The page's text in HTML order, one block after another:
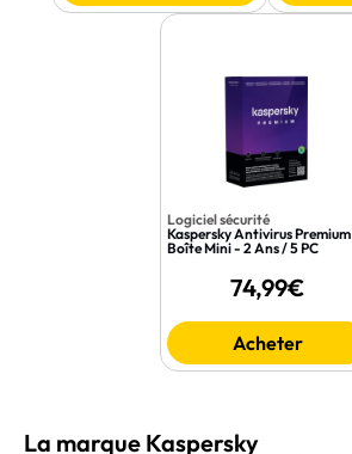
Logiciel sécurité
Kaspersky Antivirus Premium
Boîte Mini - 2 Ans / 5 PC
74,99€
Acheter
La marque Kaspersky